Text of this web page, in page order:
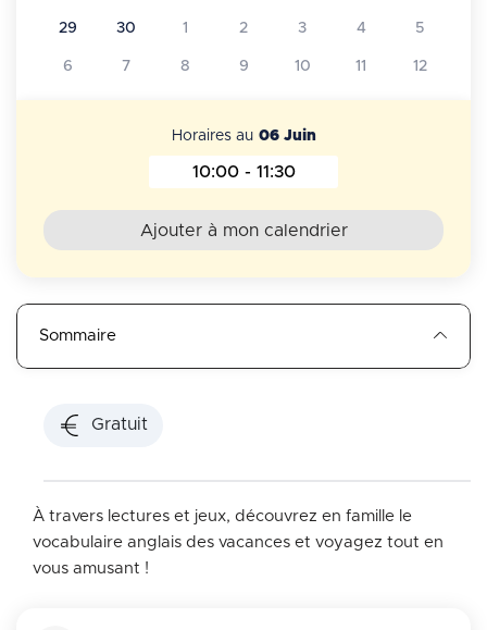
29 30 1 2 3 4 5
6 7 8 9 10 11 12
Horaires au 06 Juin
Horaires au 06 Juin 2026
10:00 - 11:30
Ajouter à mon calendrier
Sommaire
Gratuit
À travers lectures et jeux, découvrez en famille le
vocabulaire anglais des vacances et voyagez tout en
vous amusant !